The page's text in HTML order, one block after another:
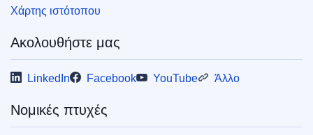
Χάρτης ιστότοπου
Ακολουθήστε μας
LinkedIn Facebook YouTube Άλλο
Νομικές πτυχές